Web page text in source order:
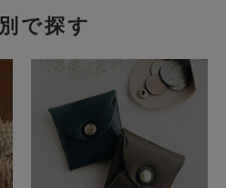
で探す